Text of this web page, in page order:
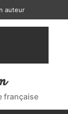
auteur
française